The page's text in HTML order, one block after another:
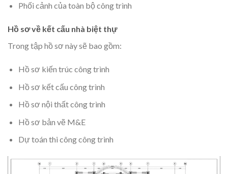
Phối cảnh của toàn bộ công trình
Hồ sơ về kết cấu nhà biệt thự
Trong tập hồ sơ này sẽ bao gồm:
Hồ sơ kiến trúc công trình
Hồ sơ kết cấu công trình
Hồ sơ nội thất công trình
Hồ sơ bản vẽ M&E
Dự toán thi công công trình